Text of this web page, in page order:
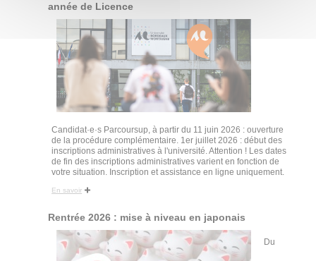
année de Licence
Candidat·e·s Parcoursup, à partir du 11 juin 2026 : ouverture
de la procédure complémentaire. 1er juillet 2026 : début des
inscriptions administratives à l'université. Attention ! Les dates
de fin des inscriptions administratives varient en fonction de
votre situation. Inscription et assistance en ligne uniquement.
En savoir
Rentrée 2026 : mise à niveau en japonais
Du